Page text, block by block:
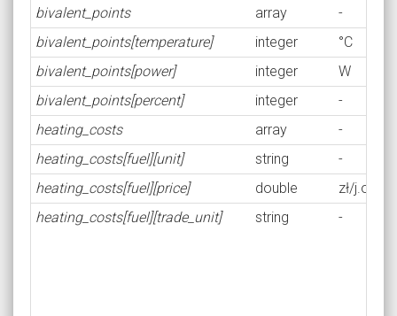
bivalent_points
array
-
bivalent_points[temperature]
integer
°C
bivalent_points[power]
integer
W
bivalent_points[percent]
integer
-
heating_costs
array
-
heating_costs[fuel][unit]
string
-
heating_costs[fuel][price]
double
zł/j.obl.
heating_costs[fuel][trade_unit]
string -